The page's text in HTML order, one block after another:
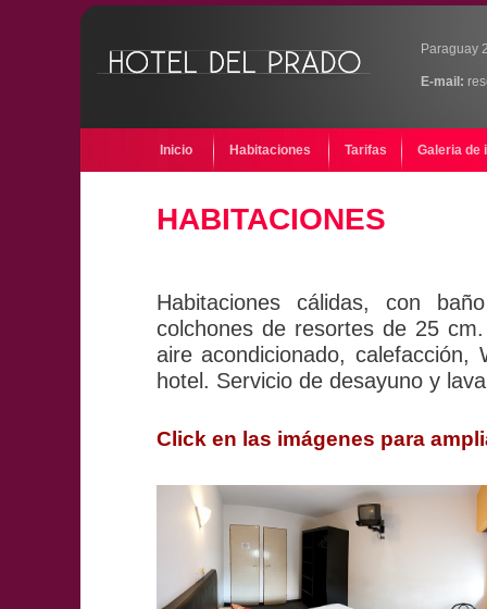
Paraguay
E-mail:
Inicio Habitaciones Tarifas Galeria de
HABITACIONES
Habitaciones cálidas, con
colchones de resortes de 25
aire acondicionado,
hotel. Servicio de desayuno y
Click en las imágenes para